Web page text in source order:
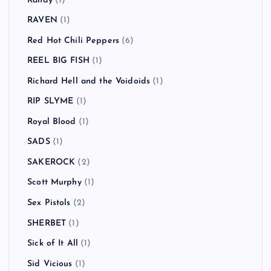
RAVEN (1)
Red Hot Chili Peppers (6)
REEL BIG FISH (1)
Richard Hell and the Voidoids (1)
RIP SLYME (1)
Royal Blood (1)
SADS(1)
SAKEROCK (2)
Scott Murphy(1)
Sex Pistols (2)
SHERBET (1)
Sick of It All (1)
Sid Vicious (1)